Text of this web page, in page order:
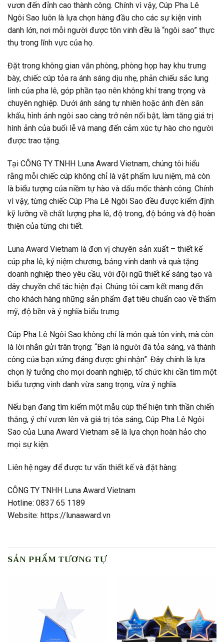
vươn đến đỉnh cao thành công. Chính vì vậy, Cúp Pha Lê
Ngôi Sao luôn là lựa chọn hàng đầu cho các sự kiện vinh
danh lớn, nơi mỗi người được tôn vinh đều là “ngôi sao” thực
thụ trong lĩnh vực của họ.
Đặt trong không gian văn phòng, phòng họp hay khu trưng
bày, chiếc cúp tỏa ra ánh sáng dịu nhẹ, phản chiếu sắc lung
linh của pha lê, góp phần tạo nên không khí trang trọng và
chuyên nghiệp. Dưới ánh sáng tự nhiên hoặc ánh đèn sân
khấu, hình ảnh ngôi sao càng trở nên nổi bật, làm tăng giá trị
hình ảnh của buổi lễ và mang đến cảm xúc tự hào cho người
được trao tặng.
Tại CÔNG TY TNHH Luna Award Vietnam, chúng tôi hiểu
rằng mỗi chiếc cúp không chỉ là vật phẩm lưu niệm, mà còn
là biểu tượng của niềm tự hào và dấu mốc thành công. Chính
vì vậy, từng chiếc Cúp Pha Lê Ngôi Sao đều được kiểm định
kỹ lưỡng về chất lượng pha lê, độ trong, độ bóng và độ hoàn
thiện của từng chi tiết.
Luna Award Vietnam là đơn vị chuyên sản xuất – thiết kế
cúp pha lê, kỷ niệm chương, bảng vinh danh và quà tặng
doanh nghiệp theo yêu cầu, với đội ngũ thiết kế sáng tạo và
dây chuyền chế tác hiện đại. Chúng tôi cam kết mang đến
cho khách hàng những sản phẩm đạt tiêu chuẩn cao về thẩm
mỹ, độ bền và ý nghĩa biểu trưng.
Cúp Pha Lê Ngôi Sao không chỉ là món quà tôn vinh, mà còn
là lời nhắn gửi trân trọng: “Bạn là người đã tỏa sáng, và thành
công của bạn xứng đáng được ghi nhận”. Đây chính là lựa
chọn lý tưởng cho mọi doanh nghiệp, tổ chức khi cần tìm một
biểu tượng vinh danh vừa sang trọng, vừa ý nghĩa.
Nếu bạn đang tìm kiếm một mẫu cúp thể hiện tinh thần chiến
thắng, ý chí vươn lên và giá trị tỏa sáng, Cúp Pha Lê Ngôi
Sao của Luna Award Vietnam sẽ là lựa chọn hoàn hảo cho
mọi sự kiện.
Liên hệ ngay để được tư vấn thiết kế và đặt hàng:
CÔNG TY TNHH Luna Award Vietnam
Hotline: 0837 65 1189
Website: https://lunaaward.vn
SẢN PHẨM TƯƠNG TỰ